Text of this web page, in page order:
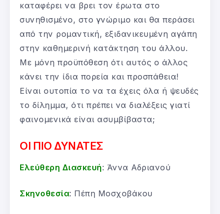
καταφέρει να βρει τον έρωτα στο
συνηθισμένο, στο γνώριμο και θα περάσει
από την ρομαντική, εξιδανικευμένη αγάπη
στην καθημερινή κατάκτηση του άλλου.
Με μόνη προϋπόθεση ότι αυτός ο άλλος
κάνει την ίδια πορεία και προσπάθεια!
Είναι ουτοπία το να τα έχεις όλα ή ψευδές
το δίλημμα, ότι πρέπει να διαλέξεις γιατί
φαινομενικά είναι ασυμβίβαστα;
ΟΙ ΠΙΟ ΔΥΝΑΤΕΣ
Ελεύθερη Διασκευή: Άννα Αδριανού
Σκηνοθεσία: Πέπη Μοσχοβάκου